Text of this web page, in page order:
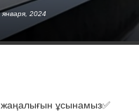
января, 2024
жаңалығын ұсынамыз✅